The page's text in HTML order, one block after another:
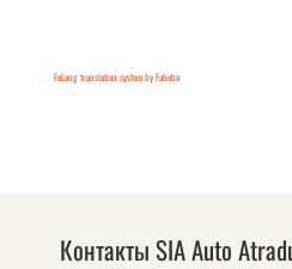
FaLang translation system by Faboba
Контакты SIA Auto